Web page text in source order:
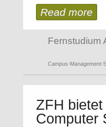
Read more
Fernstudium
Campus-Management-
ZFH
Computer